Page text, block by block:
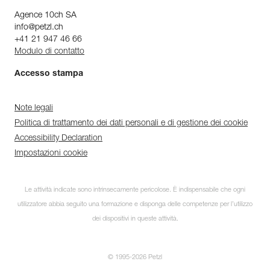
Agence 10ch SA
info@petzl.ch
+41 21 947 46 66
Modulo di contatto
Accesso stampa
Note legali
Politica di trattamento dei dati personali e di gestione dei cookie
Accessibility Declaration
Impostazioni cookie
Le attività indicate sono intrinsecamente pericolose. È indispensabile che ogni
utilizzatore abbia seguito una formazione e disponga delle competenze per l’utilizzo
dei dispositivi in queste attività.
© 1995-2026 Petzl